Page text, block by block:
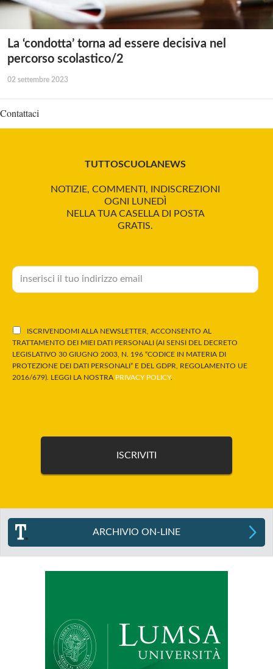
La ‘condotta’ torna ad essere decisiva nel
percorso scolastico/2
02 settembre 2023
Contattaci
TUTTOSCUOLANEWS
NOTIZIE, COMMENTI, INDISCREZIONI
OGNI LUNEDÌ
NELLA TUA CASELLA DI POSTA
GRATIS.
ISCRIVENDOMI ALLA NEWSLETTER, ACCONSENTO AL
TRATTAMENTO DEI MIEI DATI PERSONALI (AI SENSI DEL DECRETO
LEGISLATIVO 30 GIUGNO 2003, N. 196 “CODICE IN MATERIA DI
PROTEZIONE DEI DATI PERSONALI” E DEL GDPR, REGOLAMENTO UE
2016/679). LEGGI LA NOSTRA PRIVACY POLICY.
ARCHIVIO ON-LINE